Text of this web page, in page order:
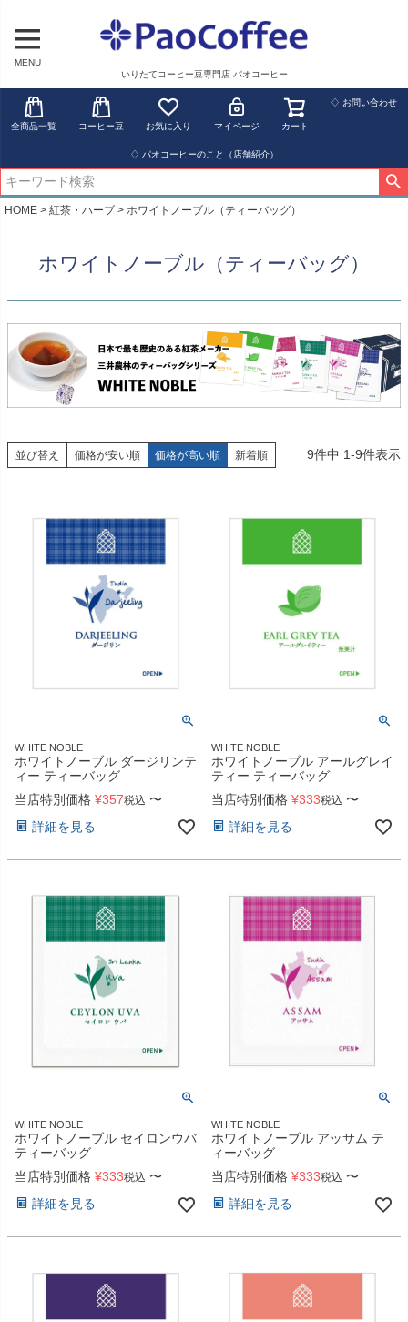
MENU
いりたてコーヒー豆専門店 パオコーヒー
全商品一覧 コーヒー豆 お気に入り マイページ カート
♢ お問い合わせ
♢ パオコーヒーのこと（店舗紹介）
HOME 紅茶・ハーブ ホワイトノーブル（ティーバッグ）
ホワイトノーブル（ティーバッグ）
並び替え 価格が安い順 価格が高い順 新着順 9件中 1-9件表示
WHITE NOBLE
ホワイトノーブル ダージリンテ
ィー ティーバッグ
当店特別価格 ¥357税込 〜
詳細を見る
WHITE NOBLE
ホワイトノーブル アールグレイ
ティー ティーバッグ
当店特別価格 ¥333税込 〜
詳細を見る
WHITE NOBLE
ホワイトノーブル セイロンウバ
ティーバッグ
当店特別価格 ¥333税込 〜
詳細を見る
WHITE NOBLE
ホワイトノーブル アッサム テ
ィーバッグ
当店特別価格 ¥333税込 〜
詳細を見る